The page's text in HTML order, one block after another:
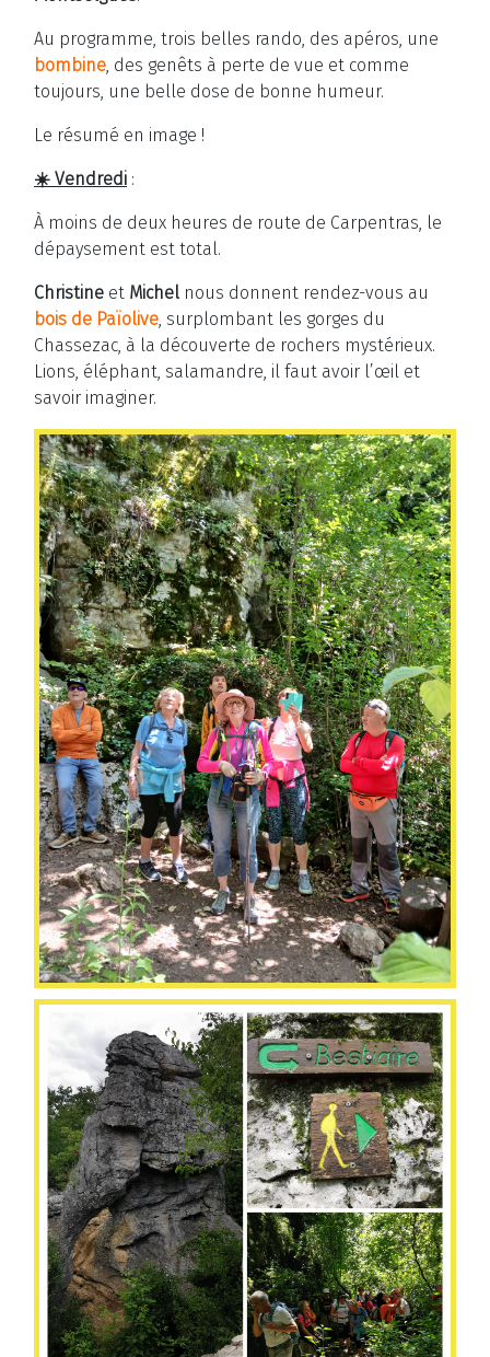
Au programme, trois belles rando, des apéros, une
bombine, des genêts à perte de vue et comme
toujours, une belle dose de bonne humeur.
Le résumé en image !
☀️ Vendredi :
À moins de deux heures de route de Carpentras, le
dépaysement est total.
Christine et Michel nous donnent rendez-vous au
bois de Païolive, surplombant les gorges du
Chassezac, à la découverte de rochers mystérieux.
Lions, éléphant, salamandre, il faut avoir l’œil et
savoir imaginer.